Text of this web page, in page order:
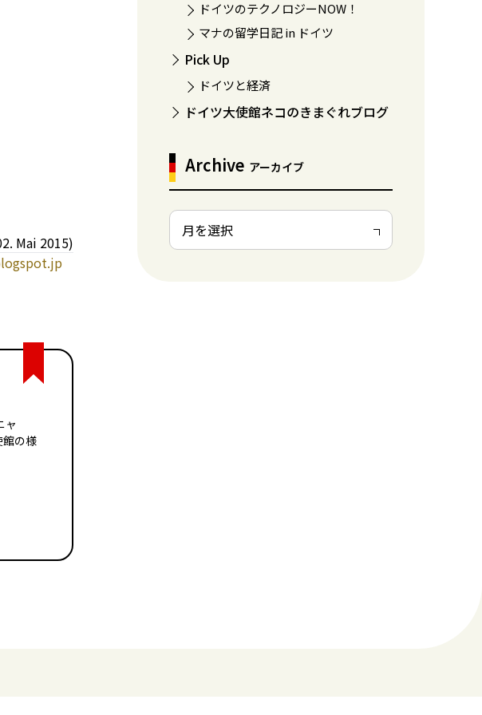
Mai 2015)
ャ
館の様
ドイツのテクノロジーNOW！
マナの留学日記 in ドイツ
Pick Up
ドイツと経済
ドイツ大使館ネコのきまぐれブログ
Archive アーカイブ